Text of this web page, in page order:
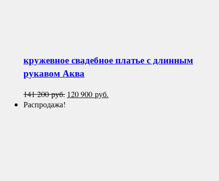
кружевное свадебное платье с длинным
рукавомАква
141 200руб. Первоначальная
120 900 руб.
Распродажа!